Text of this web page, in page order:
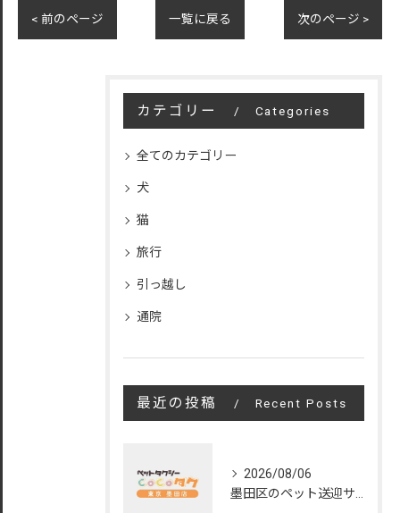
< 前のページ 一覧に戻る 次のページ >
カテゴリー Categories
全てのカテゴリー
犬
猫
旅行
引っ越し
通院
最近の投稿 Recent Posts
2026/08/06